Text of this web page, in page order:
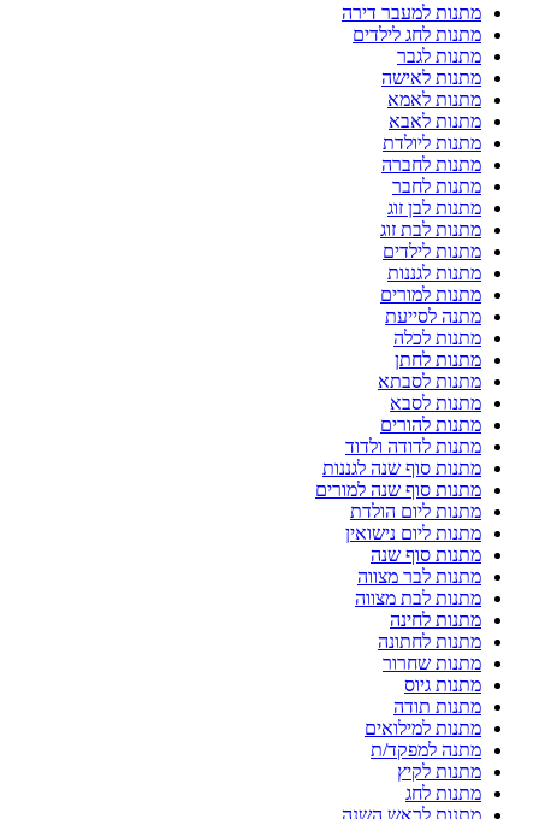
מתנות למעבר דירה
מתנות לחג לילדים
מתנות לגבר
מתנות לאישה
מתנות לאמא
מתנות לאבא
מתנות ליולדת
מתנות לחברה
מתנות לחבר
מתנות לבן זוג
מתנות לבת זוג
מתנות לילדים
מתנות לגננות
מתנות למורים
מתנה לסייעת
מתנות לכלה
מתנות לחתן
מתנות לסבתא
מתנות לסבא
מתנות להורים
מתנות לדודה ולדוד
מתנות סוף שנה לגננות
מתנות סוף שנה למורים
מתנות ליום הולדת
מתנות ליום נישואין
מתנות סוף שנה
מתנות לבר מצווה
מתנות לבת מצווה
מתנות לחינה
מתנות לחתונה
מתנות שחרור
מתנות גיוס
מתנות תודה
מתנות למילואים
מתנה למפקד/ת
מתנות לקיץ
מתנות לחג
מתנות לראש השנה